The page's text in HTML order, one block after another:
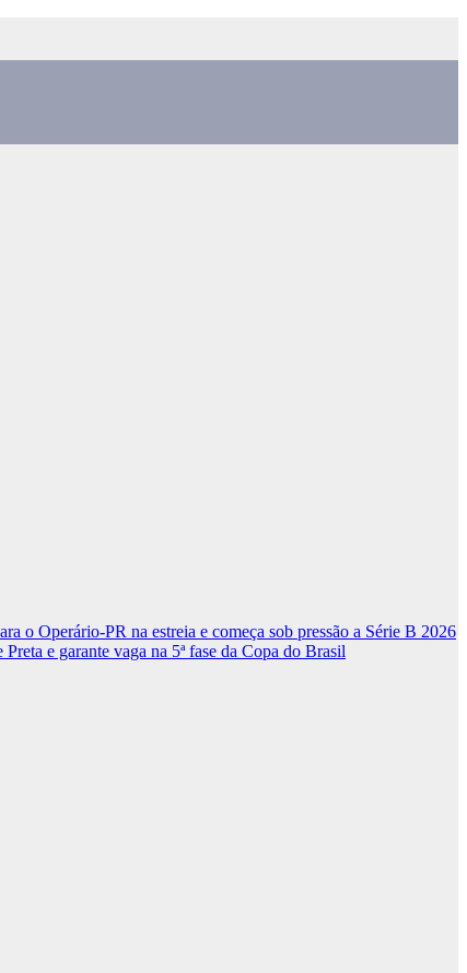
o Operário-PR na estreia e começa sob pressão a Série B 2026
e garante vaga na 5ª fase da Copa do Brasil